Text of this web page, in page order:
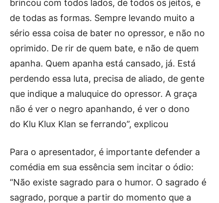
brincou com todos lados, de todos os jeitos, e
de todas as formas. Sempre levando muito a
sério essa coisa de bater no opressor, e não no
oprimido. De rir de quem bate, e não de quem
apanha. Quem apanha está cansado, já. Está
perdendo essa luta, precisa de aliado, de gente
que indique a maluquice do opressor. A graça
não é ver o negro apanhando, é ver o dono
do Klu Klux Klan se ferrando”, explicou
Para o apresentador, é importante defender a
comédia em sua essência sem incitar o ódio:
“Não existe sagrado para o humor. O sagrado é
sagrado, porque a partir do momento que a